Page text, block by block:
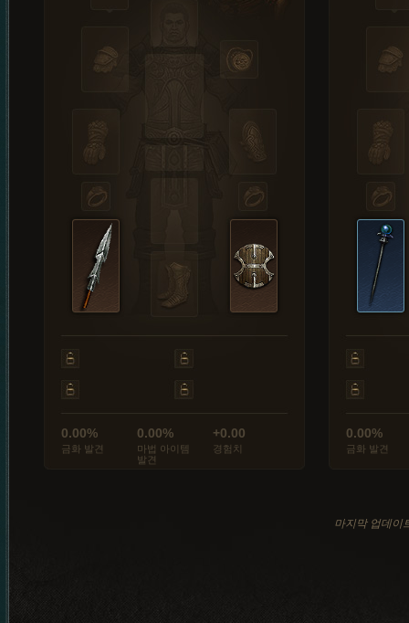
0.00%
금화 발견
0.00%
마법 아이템
발견
+0.00
경험치
0.00%
금화 발견
마지막 업데이